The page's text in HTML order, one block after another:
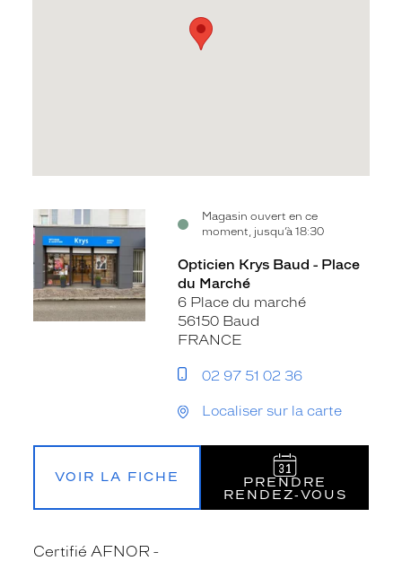
Magasin ouvert en ce
moment, jusqu’à 18:30
Voir
la
fiche
Opticien Krys Baud - Place
du Marché
6 Place du marché
56150 Baud
FRANCE
02 97 51 02 36
Localiser sur la carte
VOIR LA FICHE
PRENDRE
RENDEZ‑VOUS
Certifié AFNOR